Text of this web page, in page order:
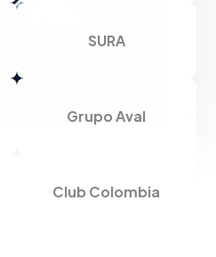
SURA
Grupo Aval
Club Colombia